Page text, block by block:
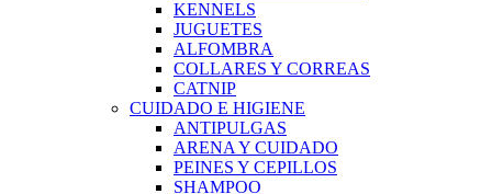
KENNELS
JUGUETES
ALFOMBRA
COLLARES Y CORREAS
CATNIP
CUIDADO E HIGIENE
ANTIPULGAS
ARENA Y CUIDADO
PEINES Y CEPILLOS
SHAMPOO